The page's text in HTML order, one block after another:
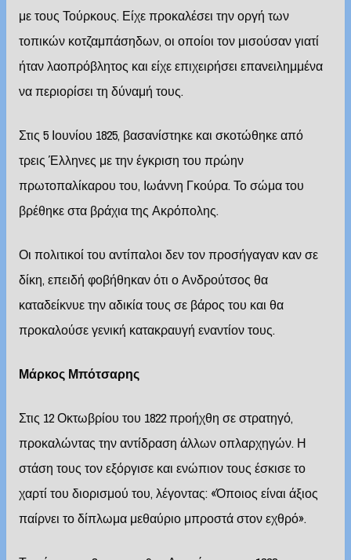
με τους Τούρκους. Είχε προκαλέσει την οργή των
τοπικών κοτζαμπάσηδων, οι οποίοι τον μισούσαν γιατί
ήταν λαοπρόβλητος και είχε επιχειρήσει επανειλημμένα
να περιορίσει τη δύναμή τους.
Στις 5 Ιουνίου 1825, βασανίστηκε και σκοτώθηκε από
τρεις Έλληνες με την έγκριση του πρώην
πρωτοπαλίκαρου του, Ιωάννη Γκούρα. Το σώμα του
βρέθηκε στα βράχια της Ακρόπολης.
Οι πολιτικοί του αντίπαλοι δεν τον προσήγαγαν καν σε
δίκη, επειδή φοβήθηκαν ότι ο Ανδρούτσος θα
καταδείκνυε την αδικία τους σε βάρος του και θα
προκαλούσε γενική κατακραυγή εναντίον τους.
Μάρκος Μπότσαρης
Στις 12 Οκτωβρίου του 1822 προήχθη σε στρατηγό,
προκαλώντας την αντίδραση άλλων οπλαρχηγών. Η
στάση τους τον εξόργισε και ενώπιον τους έσκισε το
χαρτί του διορισμού του, λέγοντας: «Όποιος είναι άξιος
παίρνει το δίπλωμα μεθαύριο μπροστά στον εχθρό».